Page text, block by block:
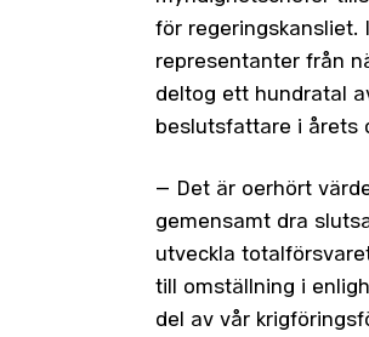
för regeringskansliet.
representanter från
deltog ett hundratal
beslutsfattare i årets
– Det är oerhört
gemensamt dra
utveckla
till omställning i
del av vår